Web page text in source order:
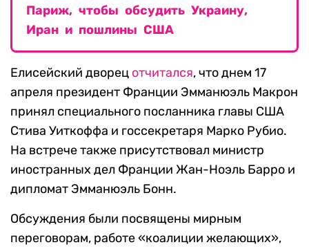
Париж, чтобы обсудить Украину,
Иран и пошлины США
Елисейский дворец отчитался, что днем 17
апреля президент Франции Эмманюэль Макрон
принял специального посланника главы США
Стива Уиткоффа и госсекретаря Марко Рубио.
На встрече также присутствовал министр
иностранных дел Франции Жан-Ноэль Барро и
дипломат Эмманюэль Бонн.
Обсуждения были посвящены мирным
переговорам, работе «коалиции желающих»,